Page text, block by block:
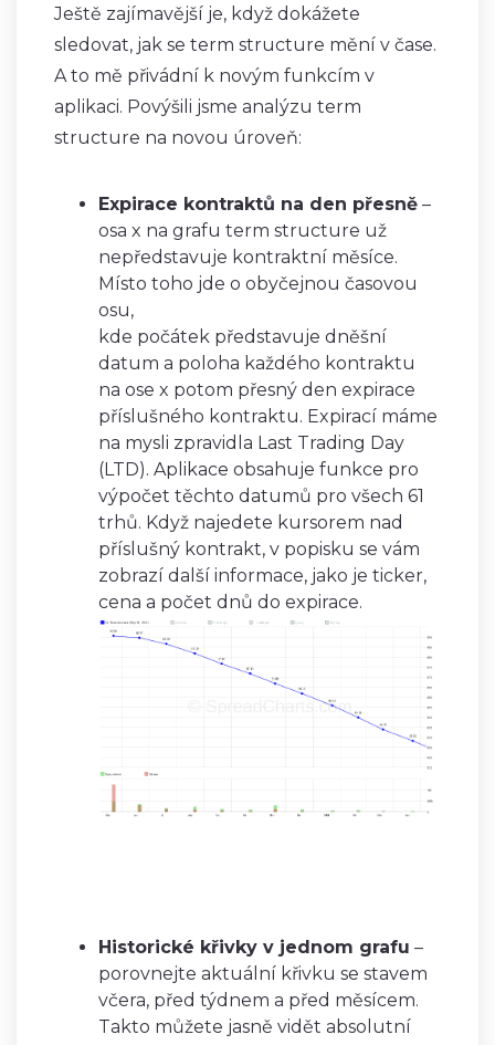
Ještě zajímavější je, když dokážete
sledovat, jak se term structure mění v čase.
A to mě přivádní k novým funkcím v
aplikaci. Povýšili jsme analýzu term
structure na novou úroveň:
Expirace kontraktů na den přesně –
osa x na grafu term structure už
nepředstavuje kontraktní měsíce.
Místo toho jde o obyčejnou časovou
osu,
kde počátek představuje dněšní
datum a poloha každého kontraktu
na ose x potom přesný den expirace
příslušného kontraktu. Expirací máme
na mysli zpravidla Last Trading Day
(LTD). Aplikace obsahuje funkce pro
výpočet těchto datumů pro všech 61
trhů. Když najedete kursorem nad
příslušný kontrakt, v popisku se vám
zobrazí další informace, jako je ticker,
cena a počet dnů do expirace.
Historické křivky v jednom grafu –
porovnejte aktuální křivku se stavem
včera, před týdnem a před měsícem.
Takto můžete jasně vidět absolutní